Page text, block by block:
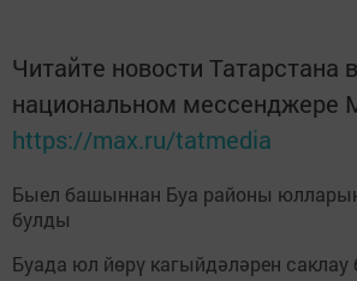
Читайте новости Татарстана в
национальном мессенджере
https://max.ru/tatmedia
Быел башыннан Буа районы
булды
Буада юл йөрү кагыйдәләрен